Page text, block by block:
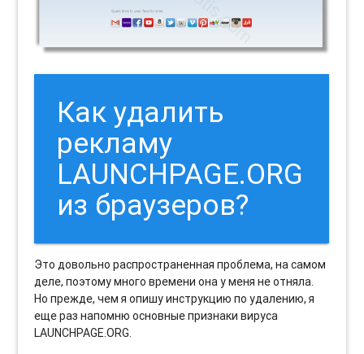
Как удалить
рекламу
LAUNCHPAGE.ORG
из браузеров?
Это довольно распространенная проблема, на самом
деле, поэтому много времени она у меня не отняла.
Но прежде, чем я опишу инструкцию по удалению, я
еще раз напомню основные признаки вируса
LAUNCHPAGE.ORG.